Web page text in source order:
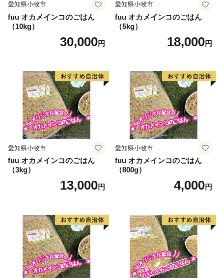
愛知県小牧市
fuu オカメインコのごはん
（10kg）
30,000円
愛知県小牧市
fuu オカメインコのごはん
（5kg）
18,000円
愛知県小牧市
fuu オカメインコのごはん
（3kg）
13,000円
愛知県小牧市
fuu オカメインコのごはん
（800g）
4,000円